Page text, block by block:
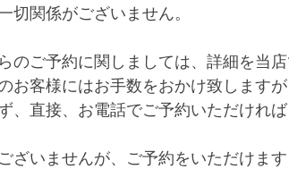
切関係がございません。
のご予約に関しましては、詳細を当
お客様にはお手数をおかけ致します
、直接、お電話でご予約いただけれ
ざいませんが、ご予約をいただけま